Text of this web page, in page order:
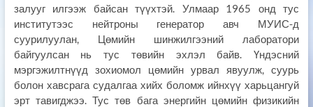
залууг илгээж байсан түүхтэй. Улмаар 1965 онд тус
институтээс нейтроны генератор авч МУИС-д
суурилуулан, Цөмийн шинжилгээний лаборатори
байгуулсан нь тус төвийн эхлэл байв. Үндэсний
мэргэжилтнүүд зохиомол цөмийн урвал явуулж, суурь
болон хавсрага судалгаа хийх боломж ийнхүү харьцангуй
эрт тавигджээ. Тус төв бага энергийн цөмийн физикийн